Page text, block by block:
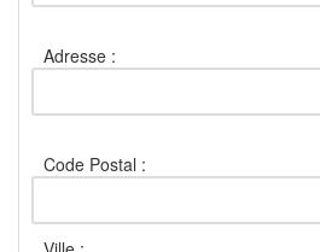
Adresse :
Code Postal :